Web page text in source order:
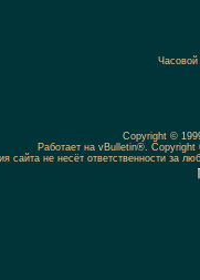
Copyright ©
Работает на vBulletin®.
сайта не несёт ответственности за